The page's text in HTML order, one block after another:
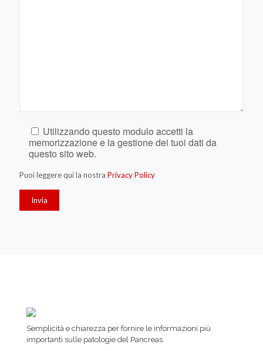
Utilizzando questo modulo accetti la
memorizzazione e la gestione dei tuoi dati da
questo sito web.
Puoi leggere qui la nostra Privacy Policy
Semplicità e chiarezza per fornire le informazioni più
importanti sulle patologie del Pancreas.